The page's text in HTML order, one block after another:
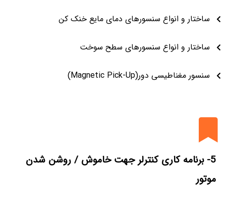
ساختار و انواع سنسورهای دمای مایع خنک کن
ساختار و انواع سنسورهای سطح سوخت
سنسور مغناطیسی دور(Magnetic Pick-Up)
5- برنامه کاری کنترلر جهت خاموش / روشن شدن
موتور